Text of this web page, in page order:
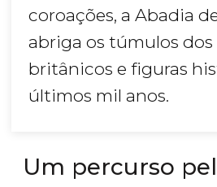
coroações, a Abadia
abriga os túmulos
britânicos e figuras
últimos mil anos.
Um percurso